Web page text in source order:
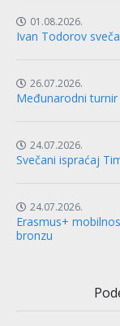
01.08.2026.
Ivan Todorov
26.07.2026.
Međunarodni
24.07.2026.
Svečani ispraćaj
24.07.2026.
Erasmus+
bronzu